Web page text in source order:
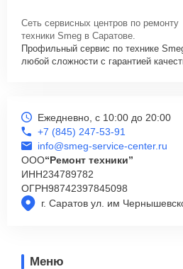
Сеть сервисных центров по ремонту
техники Smeg в Саратове.
Профильный сервис по технике
любой сложности с гарантией
г. Саратов ул. им
Ежедневно, с 10:00 до 20:00
+7 (845) 247-53-91
info@smeg-service-center.ru
ООО“Ремонт техники”
ИНН234789782
ОГРН98742397845098
Меню